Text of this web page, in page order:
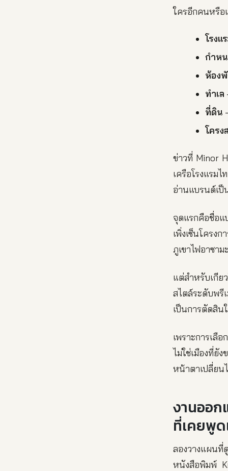
ใครอีกคนหรือ
โรงแ
กำห
ห้อง
ทำเล
ที่ดิน
โครง
ข่าวที่ Minor
เครือโรงแร
อ่านแบรนด์เป็
จุดแรกคือชื่อ
เพิ่งเซ็นโคร
ภูเขาไฟอาซาม
แต่สำหรับเกี
สไตล์ระดับพรี
เป็นการตัดสิน
เพราะการเลื
ไม่ใช่เมืองที่ยั
หน้าตาเปลี่ยน
งานออก
ที่เคยพู
ลองวางแผน
หนังสือพิมพ์